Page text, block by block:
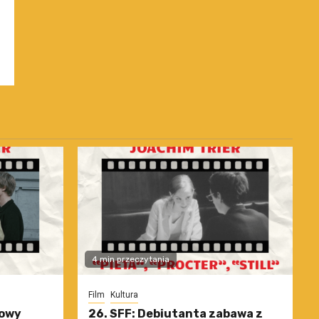
4 min przeczytania
Film Kultura
26. SFF: Debiutanta zabawa z